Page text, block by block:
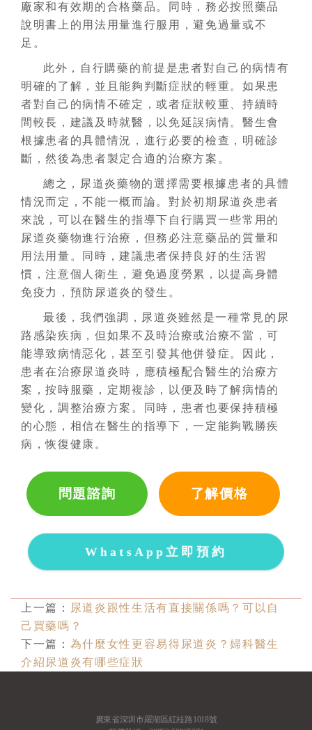
廠家和有效期的合格藥品。同時，務必按照藥品
說明書上的用法用量進行服用，避免過量或不
足。
此外，自行購藥的前提是患者對自己的病情有
明確的了解，並且能夠判斷症狀的輕重。如果患
者對自己的病情不確定，或者症狀較重、持續時
間較長，建議及時就醫，以免延誤病情。醫生會
根據患者的具體情況，進行必要的檢查，明確診
斷，然後為患者製定合適的治療方案。
總之，尿道炎藥物的選擇需要根據患者的具體
情況而定，不能一概而論。對於初期尿道炎患者
來說，可以在醫生的指導下自行購買一些常用的
尿道炎藥物進行治療，但務必注意藥品的質量和
用法用量。同時，建議患者保持良好的生活習
慣，注意個人衛生，避免過度勞累，以提高身體
免疫力，預防尿道炎的發生。
最後，我們強調，尿道炎雖然是一種常見的尿
路感染疾病，但如果不及時治療或治療不當，可
能導致病情惡化，甚至引發其他併發症。因此，
患者在治療尿道炎時，應積極配合醫生的治療方
案，按時服藥，定期複診，以便及時了解病情的
變化，調整治療方案。同時，患者也要保持積極
的心態，相信在醫生的指導下，一定能夠戰勝疾
病，恢復健康。
問題諮詢 了解價格
WhatsApp立即預約
上一篇：
尿道炎跟性生活有直接關係嗎？可以自
己買藥嗎？
下一篇： 為什麼女性更容易得尿道炎？婦科醫生
介紹尿道炎有哪些症狀
廣東省深圳市羅湖區紅桂路1018號